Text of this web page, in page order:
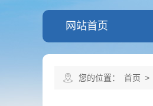
网站首页
您的位置： 首页 >